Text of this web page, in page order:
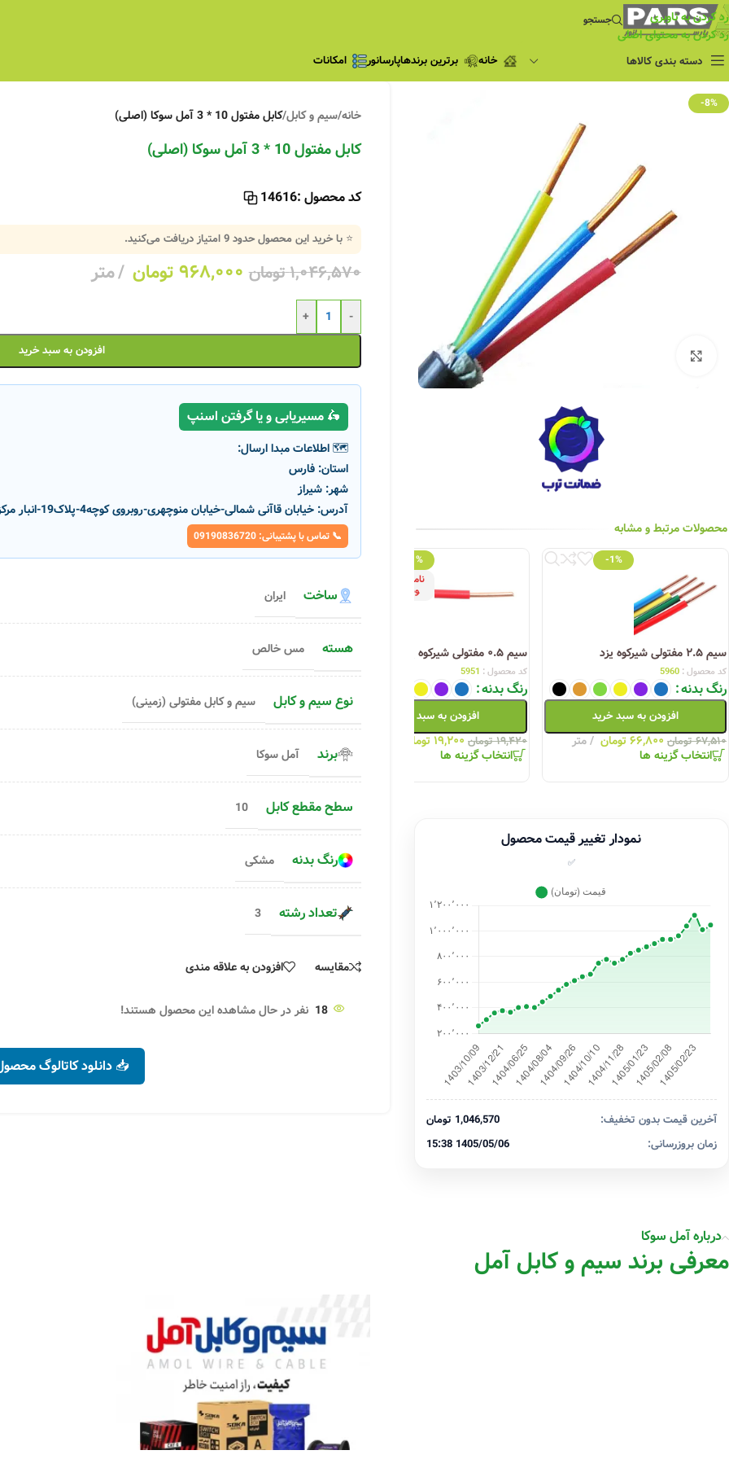
رد کردن به ناوبری
رد کردن به محتوای اصلی
جستجو
دسته بندی کالاها
چراغ مطالعه
فروش ویژه
ریسه شلنگی و لاین نوری
پروژکتور و نورافکن
چراغ خطی
چراغ توکار
چراغ آویز
چراغ استادیومی
چراغ سقفی (هالوژن)
خانه برترین برندهاپارسانور امکانات
-8%
محصولات مرتبط و مشابه
-1%
سیم ۲.۵ مفتولی شیرکوه یزد
کد محصول : 5960
رنگ بدنه
افزودن به سبد خرید
۶۷,۵۱۰ تومان ۶۶,۸۰۰تومان متر
انتخاب گزینه ها
-1%
ناموج
ود
سیم ۰.۵ مفتولی شیرکوه یزد
کد محصول : 5951
رنگ بدنه
افزودن به سبد خرید
۱۹,۴۲۰ تومان ۱۹,۲۰۰ تومان
انتخاب گزینه ها
رنگ بدنه
۷۱,۸۰۰ تومان
-1%
نمودار تغییر قیمت محصول
✅
آخرین قیمت بدون تخفیف:
1,046,570 تومان
زمان بروزرسانی:
1405/05/06 15:38
خانه/سیم و کابل/کابل مفتول 10 * 3 آمل سوکا (اصلی)
کابل مفتول 10 * 3 آمل سوکا (اصلی)
کد محصول :14616
⭐ با خرید این محصول حدود9امتیاز دریافت می‌کنید.
۱,۰۴۶,۵۷۰تومان ۹۶۸,۰۰۰ تومان متر
-
+
افزودن به سبد خرید
🛵 مسیریابی و یا گرفتن اسنپ
🗺️ اطلاعات مبدا ارسال:
استان:فارس
شهر:شیراز
آدرس:خیابان قاآنی شمالی-خیابان منوچهری-روبروی کوچه4-پلاک19-انبار مرکزی پارسانور
📞 تماس با پشتیبانی: 09190836720
ساخت ایران
هسته مس خالص
نوع سیم و کابل سیم و کابل مفتولی (زمینی)
برند آمل سوکا
سطح مقطع کابل 10
رنگ بدنه مشکی
تعداد رشته 3
مقایسه افزودن به علاقه مندی
18 نفر در حال مشاهده این محصول هستند!
📥 دانلود کاتالوگ
درباره آمل سوکا
معرفی برند سیم و کابل آمل